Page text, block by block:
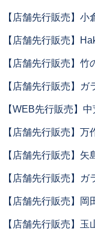
【店舗先行販売】
【店舗先行販売】
【店舗先行販売】竹
【店舗先行販売】ガ
【WEB先行販売】
【店舗先行販売】万
【店舗先行販売】
【店舗先行販売】ガ
【店舗先行販売】岡
【店舗先行販売】